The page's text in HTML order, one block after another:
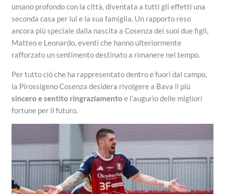
umano profondo con la città, diventata a tutti gli effetti una
seconda casa per lui e la sua famiglia. Un rapporto reso
ancora più speciale dalla nascita a Cosenza dei suoi due figli,
Matteo e Leonardo, eventi che hanno ulteriormente
rafforzato un sentimento destinato a rimanere nel tempo.
Per tutto ciò che ha rappresentato dentro e fuori dal campo,
la Pirossigeno Cosenza desidera rivolgere a Bava il più
sincero e sentito ringraziamento e l’augurio delle migliori
fortune per il futuro.